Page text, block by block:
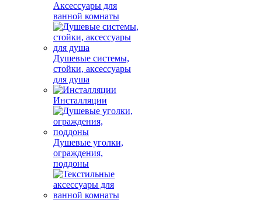
Аксессуары для
ванной комнаты
Душевые системы,
стойки, аксессуары
для душа
Инсталляции
Душевые уголки,
ограждения,
поддоны